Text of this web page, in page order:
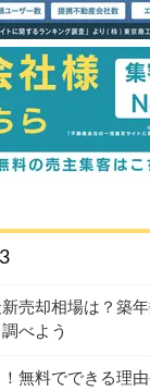
売却相場は？築年
べよう
無料でできる理